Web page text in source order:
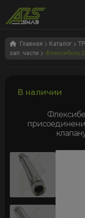
Перейти
Перейти
Главная Каталог
зап. части
Флексибель
В наличии